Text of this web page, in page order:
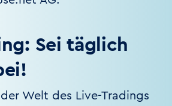
Sei täglich
Welt des Live-Tradings